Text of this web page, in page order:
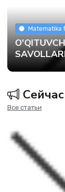
Matematika
Все статьи